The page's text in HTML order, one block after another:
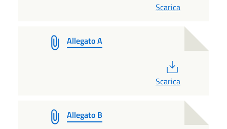
Scarica
Allegato A
Scarica
Allegato B